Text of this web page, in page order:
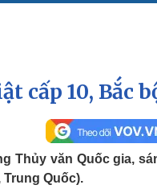
Thể thao
Bóng đá
cấp 10, Bắc
Thủy văn Quốc gia,
Trung Quốc).